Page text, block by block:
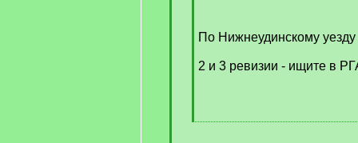
По Нижнеудинскому
2 и 3 ревизии - ищите в
[